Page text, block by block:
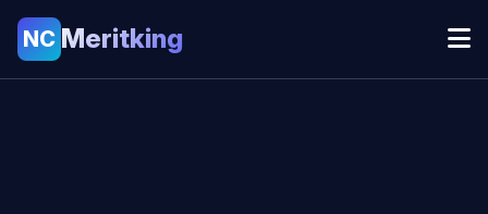
NC Meritking